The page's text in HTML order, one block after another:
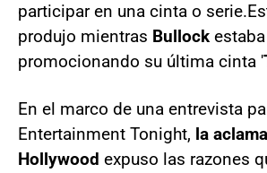
participar en una cinta o
produjo mientras Bullock estaba
promocionando su última cinta '
En el marco de una entrevista
Entertainment Tonight, la
Hollywood expuso las razones